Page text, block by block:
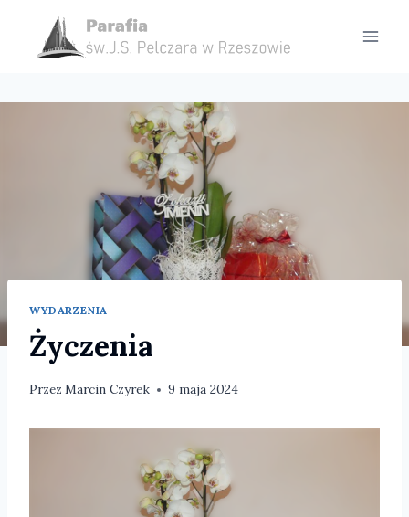
treści
WYDARZENIA
Życzenia
Przez Marcin Czyrek 9 maja 2024